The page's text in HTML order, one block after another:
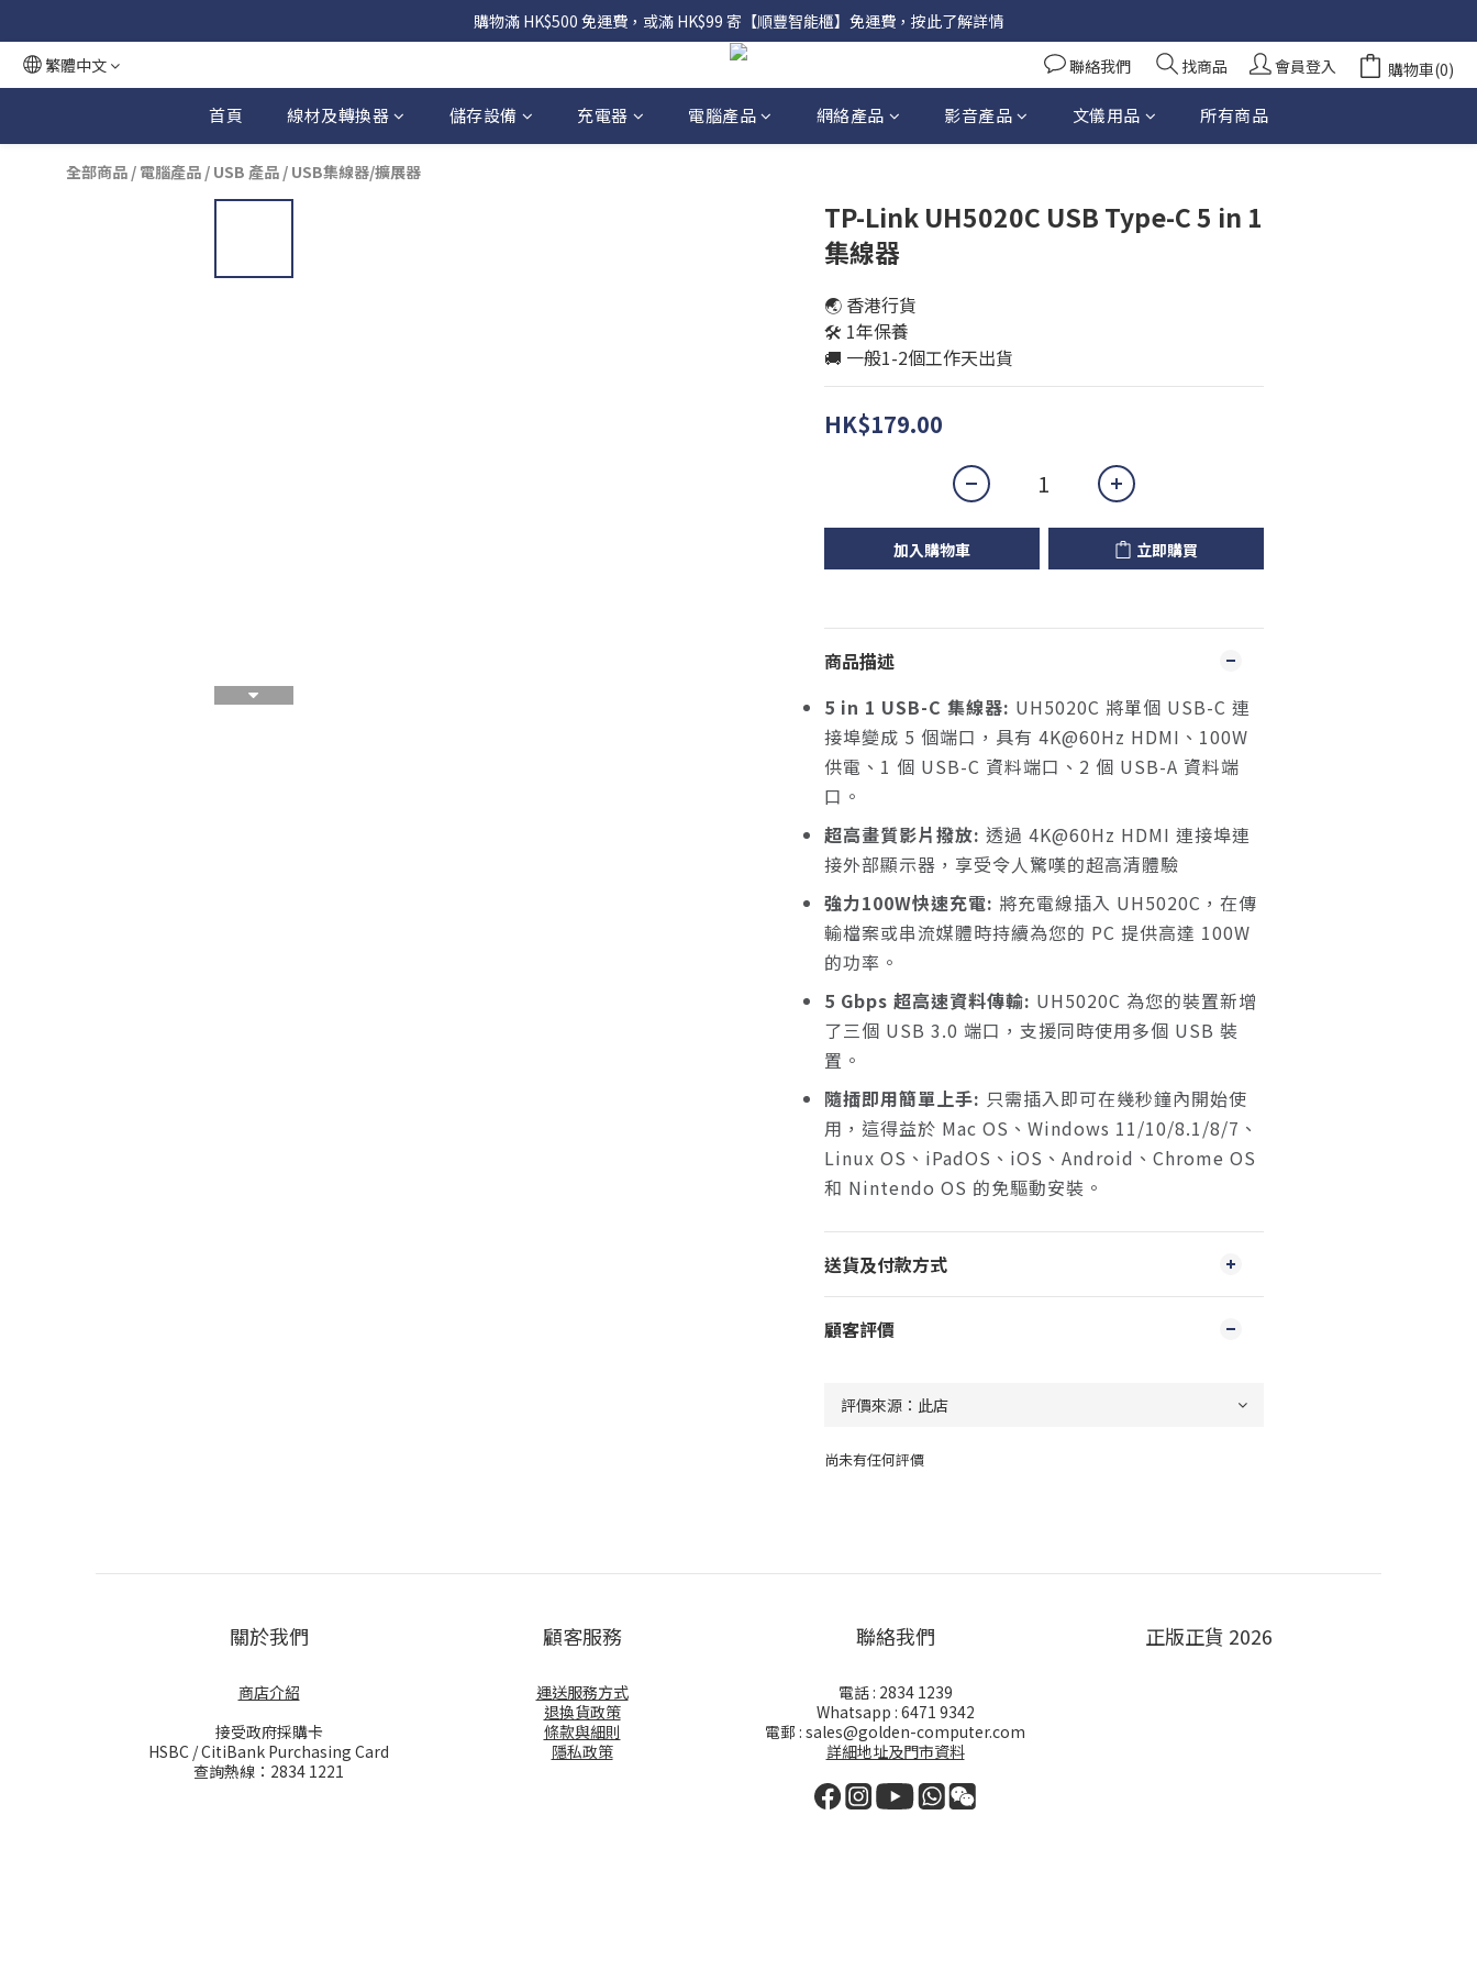
購物滿 HK$500 免運費，或滿 HK$99 寄【順豐智能櫃】免運費，按此了解詳情
繁體中文
聯絡我們 找商品 會員登入 購物車(0)
首頁 線材及轉換器 儲存設備 充電器 電腦產品 網絡產品 影音產品 文儀用品 所有商品
全部商品 / 電腦產品 / USB 產品 / USB集線器/擴展器
TP-Link UH5020C USB Type-C 5 in 1
集線器
🌏 香港行貨
🛠️ 1年保養
🚚 一般1-2個工作天出貨
HK$179.00
加入購物車 立即購買
商品描述
5 in 1 USB-C 集線器: UH5020C 將單個 USB-C 連
接埠變成 5 個端口，具有 4K@60Hz HDMI、100W
供電、1 個 USB-C 資料端口、2 個 USB-A 資料端
口。
超高畫質影片撥放: 透過 4K@60Hz HDMI 連接埠連
接外部顯示器，享受令人驚嘆的超高清體驗
強力100W快速充電: 將充電線插入 UH5020C，在傳
輸檔案或串流媒體時持續為您的 PC 提供高達 100W
的功率。
5 Gbps 超高速資料傳輸: UH5020C 為您的裝置新增
了三個 USB 3.0 端口，支援同時使用多個 USB 裝
置。
隨插即用簡單上手: 只需插入即可在幾秒鐘內開始使
用，這得益於 Mac OS、Windows 11/10/8.1/8/7、
Linux OS、iPadOS、iOS、Android、Chrome OS
和 Nintendo OS 的免驅動安裝。
送貨及付款方式
顧客評價
尚未有任何評價
關於我們
商店介紹
接受政府採購卡
HSBC / CitiBank Purchasing Card
查詢熱線：2834 1221
顧客服務
運送服務方式
退換貨政策
條款與細則
隱私政策
聯絡我們
電話 : 2834 1239
Whatsapp : 6471 9342
電郵 : sales@golden-computer.com
詳細地址及門市資料
正版正貨 2026